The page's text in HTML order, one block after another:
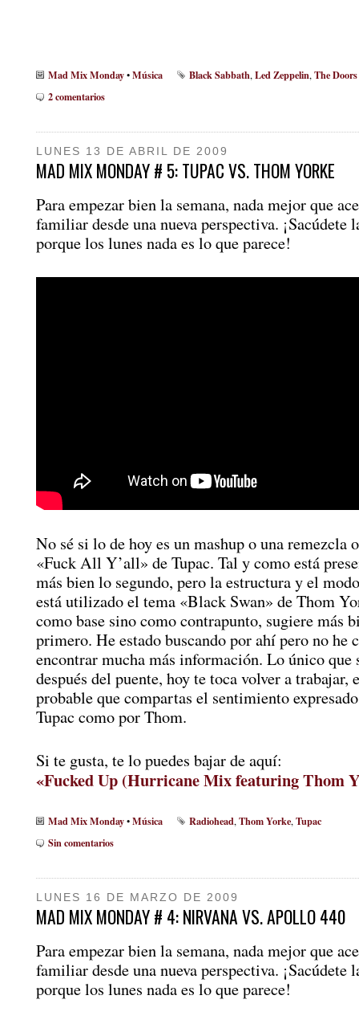
Mad Mix Monday•Música Black Sabbath, Led Zeppelin, The Doors
2 comentarios
LUNES 13 DE ABRIL DE 2009
MAD MIX MONDAY # 5: TUPAC VS. THOM YORKE
Para empezar bien la semana, nada mejor que
familiar desde una nueva perspectiva. ¡Sacúdete
porque los lunes nada es lo que parece!
No sé si lo de hoy es un mashup o una remezcla
«Fuck All Y’all» de Tupac. Tal y como está
más bien lo segundo, pero la estructura y el
está utilizado el tema «Black Swan» de Thom
como base sino como contrapunto, sugiere más
primero. He estado buscando por ahí pero no he
encontrar mucha más información. Lo único que
después del puente, hoy te toca volver a trabajar,
probable que compartas el sentimiento
Tupac como por Thom.
Si te gusta, te lo puedes bajar de aquí:
«Fucked Up (Hurricane Mix featuring Thom
Mad Mix Monday•Música Radiohead, Thom Yorke, Tupac
Sin comentarios
LUNES 16 DE MARZO DE 2009
MAD MIX MONDAY # 4: NIRVANA VS. APOLLO 440
Para empezar bien la semana, nada mejor que
familiar desde una nueva perspectiva. ¡Sacúdete
porque los lunes nada es lo que parece!